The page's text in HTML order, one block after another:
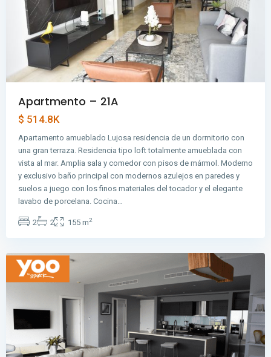
Apartmento – 21A
$ 514.8K
Apartamento amueblado Lujosa residencia de un dormitorio con
una gran terraza. Residencia tipo loft totalmente amueblada con
vista al mar. Amplia sala y comedor con pisos de mármol. Moderno
y exclusivo baño principal con modernos azulejos en paredes y
suelos a juego con los finos materiales del tocador y el elegante
lavabo de porcelana. Cocina…
2 2 155 m2
Avenida
Balboa ,
de